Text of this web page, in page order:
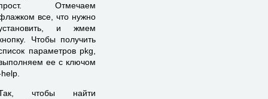
Отмечаем
все, что нужно
и жмем
Чтобы получить
параметров pkg,
ее с ключом
чтобы найти